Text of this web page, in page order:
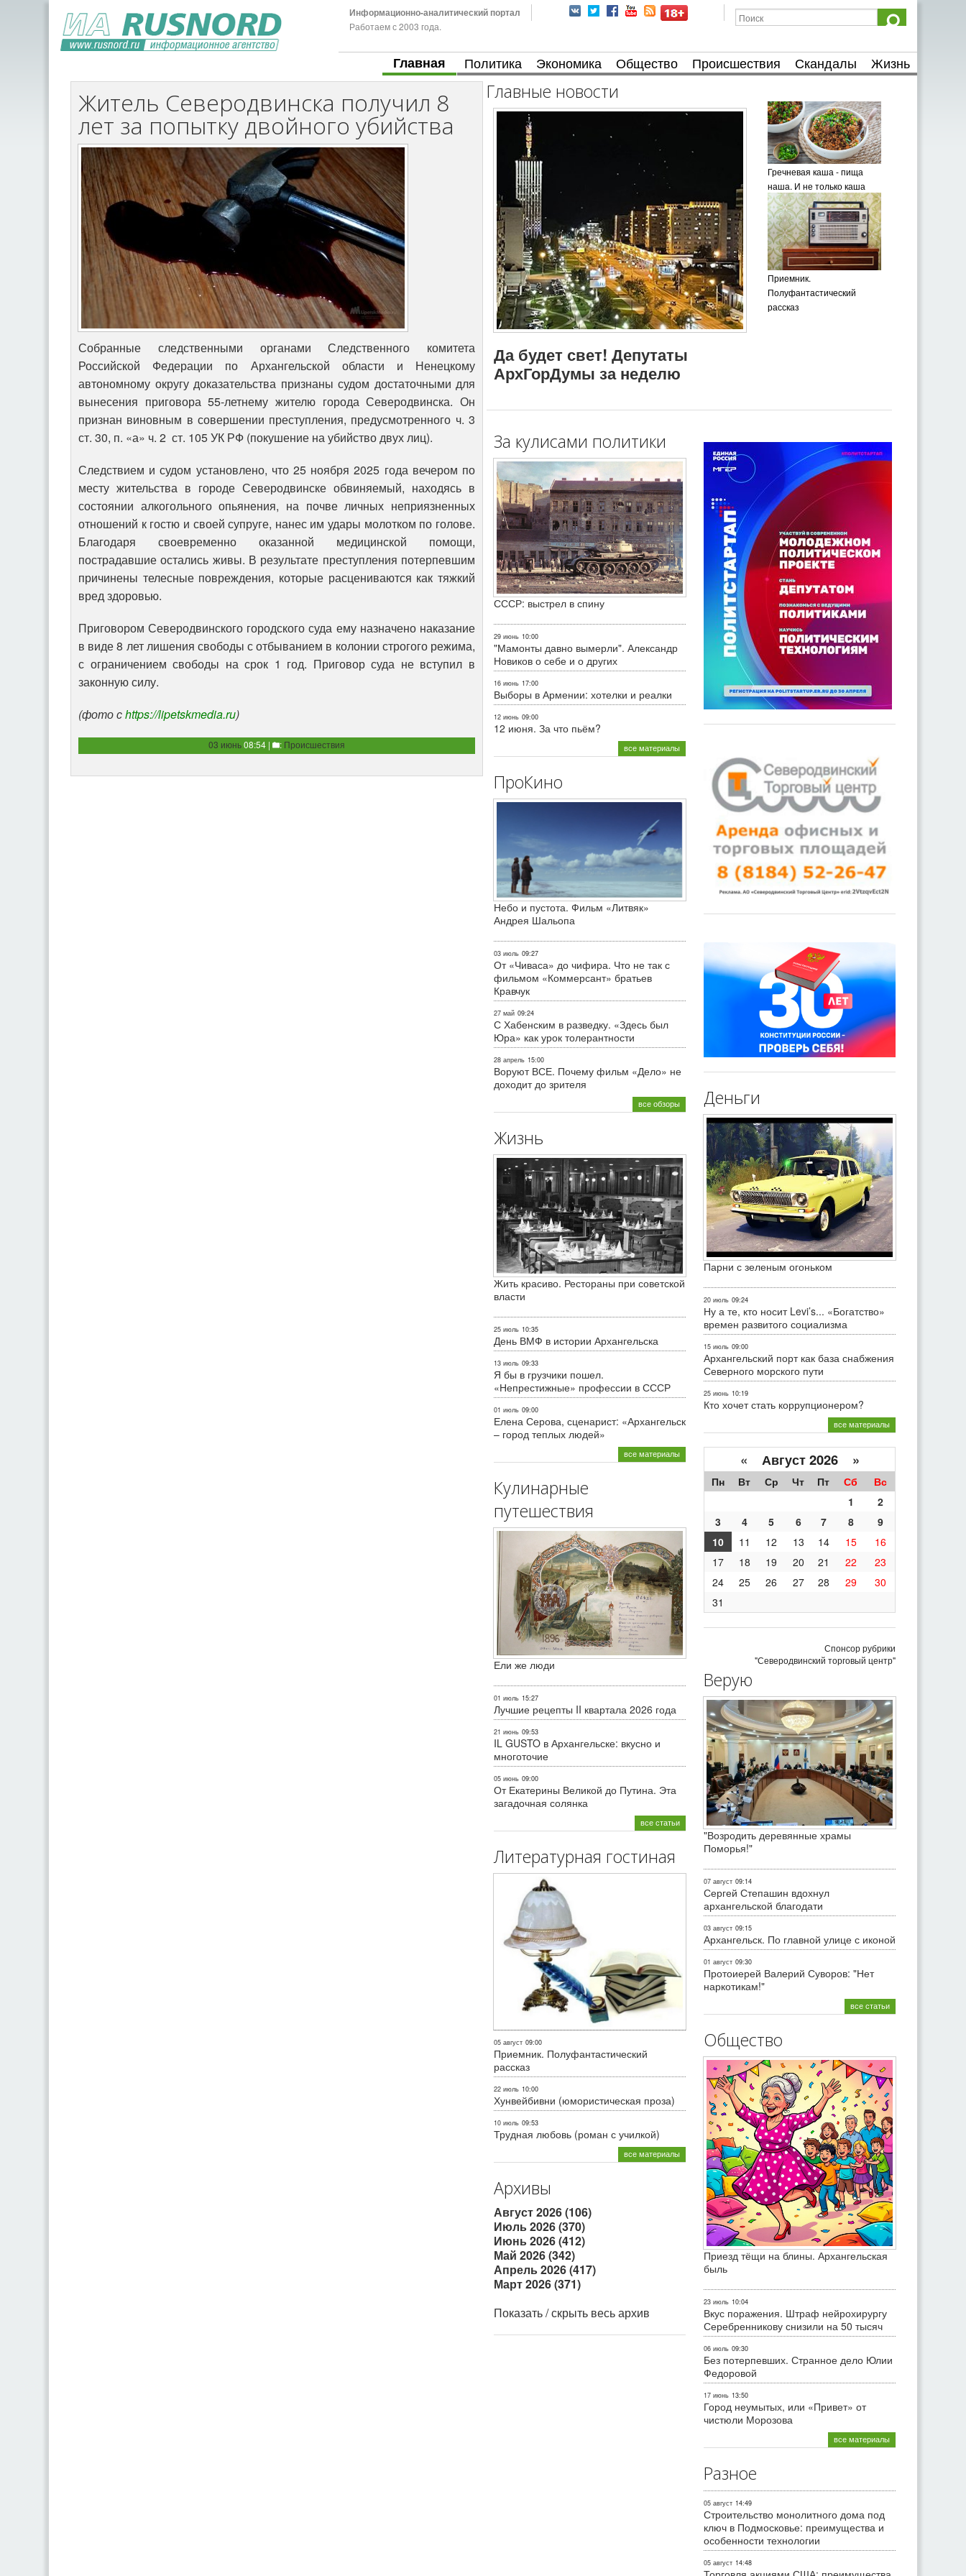
Информационно-аналитический портал
Работаем с 2003 года.
Главная Политика Экономика Общество Происшествия Скандалы Жизнь
Житель Северодвинска получил 8
лет за попытку двойного убийства
Собранные следственными органами Следственного комитета
Российской Федерации по Архангельской области и Ненецкому
автономному округу доказательства признаны судом достаточными для
вынесения приговора 55-летнему жителю города Северодвинска. Он
признан виновным в совершении преступления, предусмотренного ч. 3
ст. 30, п. «а» ч. 2 ст. 105 УК РФ (покушение на убийство двух лиц).
Следствием и судом установлено, что 25 ноября 2025 года вечером по
месту жительства в городе Северодвинске обвиняемый, находясь в
состоянии алкогольного опьянения, на почве личных неприязненных
отношений к гостю и своей супруге, нанес им удары молотком по голове.
Благодаря своевременно оказанной медицинской помощи,
пострадавшие остались живы. В результате преступления потерпевшим
причинены телесные повреждения, которые расцениваются как тяжкий
вред здоровью.
Приговором Северодвинского городского суда ему назначено наказание
в виде 8 лет лишения свободы с отбыванием в колонии строгого режима,
с ограничением свободы на срок 1 год. Приговор суда не вступил в
законную силу.
(фото сhttps://lipetskmedia.ru)
03 июнь08:54 | : Происшествия
Главные новости
Да будет свет! Депутаты
АрхГорДумы за неделю
Гречневая каша - пища
наша. И не только каша
Приемник.
Полуфантастический
рассказ
За кулисами политики
СССР: выстрел в спину
29 июнь 10:00
"Мамонты давно вымерли". Александр
Новиков о себе и о других
16 июнь 17:00
Выборы в Армении: хотелки и реалки
12 июнь 09:00
12 июня. За что пьём?
все материалы
ПроКино
Небо и пустота. Фильм «Литвяк»
Андрея Шальопа
03 июль 09:27
От «Чиваса» до чифира. Что не так с
фильмом «Коммерсант» братьев
Кравчук
27 май 09:24
С Хабенским в разведку. «Здесь был
Юра» как урок толерантности
28 апрель 15:00
Воруют ВСЕ. Почему фильм «Дело» не
доходит до зрителя
все обзоры
Жизнь
Жить красиво. Рестораны при советской
власти
25 июль 10:35
День ВМФ в истории Архангельска
13 июль 09:33
Я бы в грузчики пошел.
«Непрестижные» профессии в СССР
01 июль 09:00
Елена Серова, сценарист: «Архангельск
– город теплых людей»
все материалы
Кулинарные
путешествия
Ели же люди
01 июль 15:27
Лучшие рецепты II квартала 2026 года
21 июнь 09:53
IL GUSTO в Архангельске: вкусно и
многоточие
05 июнь 09:00
От Екатерины Великой до Путина. Эта
загадочная солянка
все статьи
Литературная гостиная
05 август 09:00
Приемник. Полуфантастический
рассказ
22 июль 10:00
Хунвейбивни (юмористическая проза)
10 июль 09:53
Трудная любовь (роман с училкой)
все материалы
Архивы
Август 2026 (106)
Июль 2026 (370)
Июнь 2026 (412)
Май 2026 (342)
Апрель 2026 (417)
Март 2026 (371)
Показать / скрыть весь архив
Деньги
Парни с зеленым огоньком
20 июль 09:24
Ну а те, кто носит Levi’s... «Богатство»
времен развитого социализма
15 июль 09:00
Архангельский порт как база снабжения
Северного морского пути
25 июнь 10:19
Кто хочет стать коррупционером?
все материалы
« Август 2026 »
Пн Вт Ср Чт Пт Сб
Вс
1
2
3
4 5 6 7 8
9
10
11 12 13 14 15
16
17
18 19 20 21 22
23
24
25 26 27 28 29
30
31
Спонсор рубрики
"Северодвинский торговый центр"
Верую
"Возродить деревянные храмы
Поморья!"
07 август 09:14
Сергей Степашин вдохнул
архангельской благодати
03 август 09:15
Архангельск. По главной улице с иконой
01 август 09:30
Протоиерей Валерий Суворов: "Нет
наркотикам!"
все статьи
Общество
Приезд тёщи на блины. Архангельская
быль
23 июль 10:04
Вкус поражения. Штраф нейрохирургу
Серебренникову снизили на 50 тысяч
06 июль 09:30
Без потерпевших. Странное дело Юлии
Федоровой
17 июнь 13:50
Город неумытых, или «Привет» от
чистюли Морозова
все материалы
Разное
05 август 14:49
Строительство монолитного дома под
ключ в Подмосковье: преимущества и
особенности технологии
05 август 14:48